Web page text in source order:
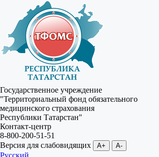
Государственное учреждение
"Территориальный фонд обязательного
медицинского страхования
Республики Татарстан"
Контакт-центр
8-800-200-51-51
Версия для слабовидящих
A+ A-
Русский